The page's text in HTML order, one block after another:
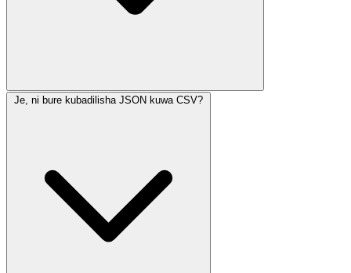
Je, ni bure kubadilisha JSON kuwa CSV?